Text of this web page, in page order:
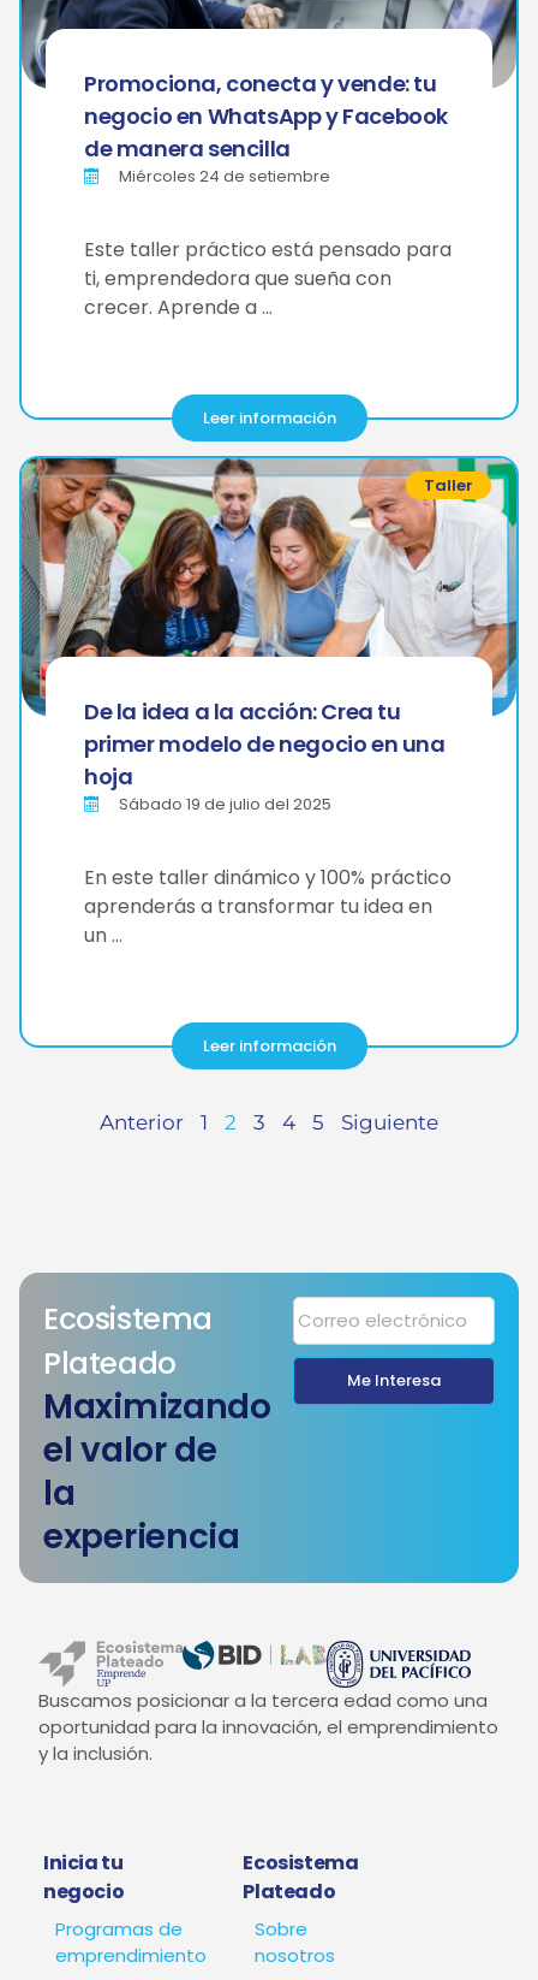
Promociona, conecta y vende: tu
negocio en WhatsApp y Facebook
de manera sencilla
Miércoles 24 de setiembre
Este taller práctico está pensado para
ti, emprendedora que sueña con
crecer. Aprende a …
Leer información
Taller
De la idea a la acción: Crea tu
primer modelo de negocio en una
hoja
Sábado 19 de julio del 2025
En este taller dinámico y 100% práctico
aprenderás a transformar tu idea en
un …
Leer información
Anterior 1 2 3 4 5 Siguiente
Ecosistema
Plateado
Maximizando
el valor de
la
experiencia
Me Interesa
Buscamos posicionar a la tercera edad como una
oportunidad para la innovación, el emprendimiento
y la inclusión.
Inicia tu
negocio
Programas de
emprendimiento
Ecosistema
Plateado
Sobre
nosotros